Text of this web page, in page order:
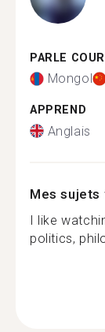
PARLE
Mongol
APPREND
Anglais
Mes sujets
I like
politics,